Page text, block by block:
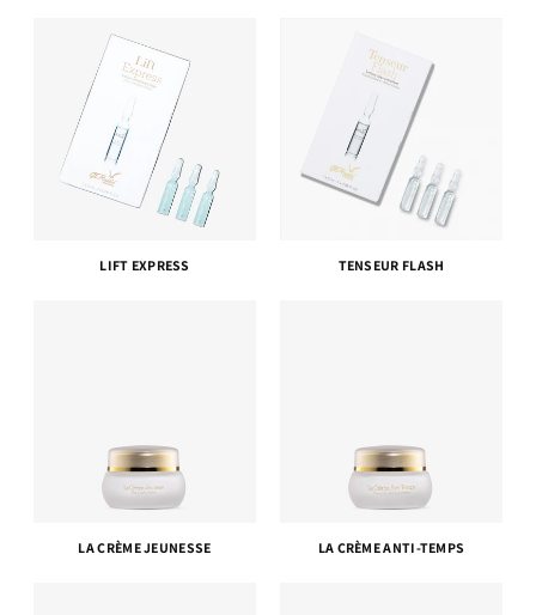
LIFT EXPRESS TENSEUR FLASH
LA CRÈME JEUNESSE LA CRÈME ANTI-TEMPS